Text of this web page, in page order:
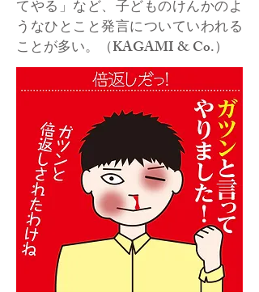
てやる」など、子どものけんかのよ
うなひとこと発言についていわれる
ことが多い。（KAGAMI & Co.）